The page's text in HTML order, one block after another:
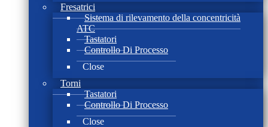
Fresatrici
Sistema di rilevamento della concentricità
ATC
Tastatori
Controllo Di Processo
Close
Torni
Tastatori
Controllo Di Processo
Close